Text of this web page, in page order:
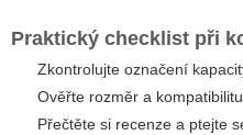
Praktický checklist při
Zkontrolujte označení
Ověřte rozměr a
Přečtěte si recenze a ptejte